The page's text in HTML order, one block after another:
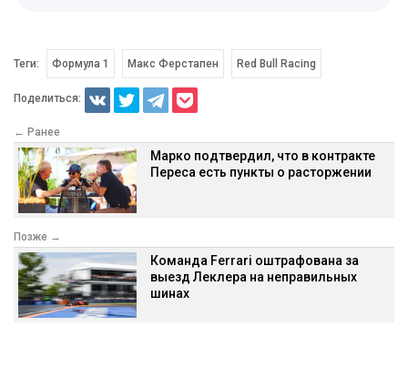
Теги: Формула 1 Макс Ферстапен Red Bull Racing
Поделиться:
← Ранее
Марко подтвердил, что в контракте
Переса есть пункты о расторжении
Позже →
Команда Ferrari оштрафована за
выезд Леклера на неправильных
шинах